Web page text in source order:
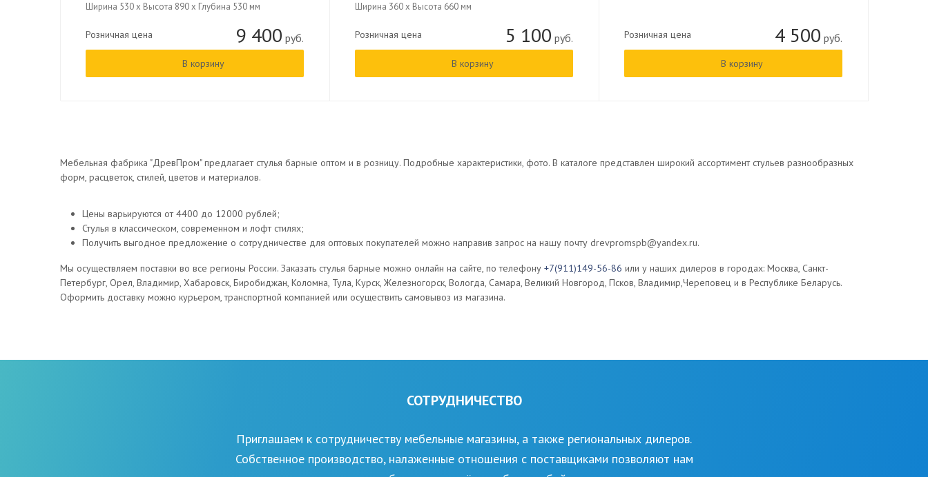
Ширина 530 x Высота 890 x Глубина 530 мм
Розничная цена 9 400 руб.
В корзину
Ширина 360 x Высота 660 мм
Розничная цена 5 100 руб.
В корзину
Розничная цена 4 500 руб.
В корзину
Мебельная фабрика "ДревПром" предлагает стулья барные оптом и в розницу. Подробные характеристики, фото. В каталоге представлен широкий ассортимент стульев разнообразных
форм, расцветок, стилей, цветов и материалов.
Цены варьируются от 4400 до 12000 рублей;
Стулья в классическом, современном и лофт стилях;
Получить выгодное предложение о сотрудничестве для оптовых покупателей можно направив запрос на нашу почту drevpromspb@yandex.ru.
Мы осуществляем поставки во все регионы России. Заказать стулья барные можно онлайн на сайте, по телефону +7(911)149-56-86 или у наших дилеров в городах: Москва, Санкт-
Петербург, Орел, Владимир, Хабаровск, Биробиджан, Коломна, Тула, Курск, Железногорск, Вологда, Самара, Великий Новгород, Псков, Владимир,Череповец и в Республике Беларусь.
Оформить доставку можно курьером, транспортной компанией или осуществить самовывоз из магазина.
СОТРУДНИЧЕСТВО
Приглашаем к сотрудничеству мебельные магазины, а также региональных дилеров.
Собственное производство, налаженные отношения с поставщиками позволяют нам